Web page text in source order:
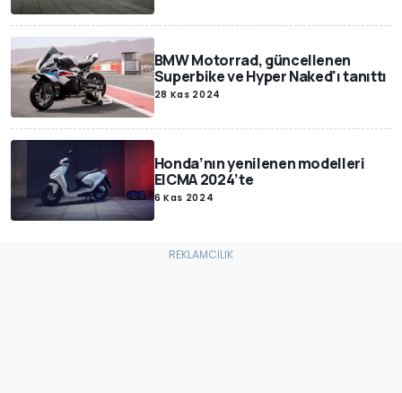
BMW Motorrad, güncellenen
Superbike ve Hyper Naked'ı tanıttı
28 Kas 2024
Honda’nın yenilenen modelleri
EICMA 2024’te
6 Kas 2024